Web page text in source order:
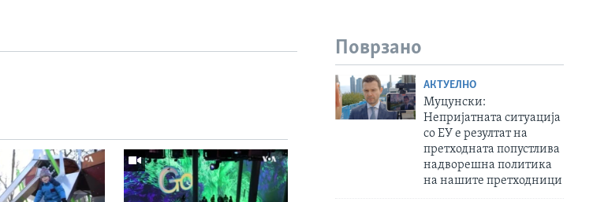
Поврзано
АКТУЕЛНО
Муцунски:
Непријатната ситуација
со ЕУ е резултат на
претходната попустлива
надворешна политика
на нашите претходници